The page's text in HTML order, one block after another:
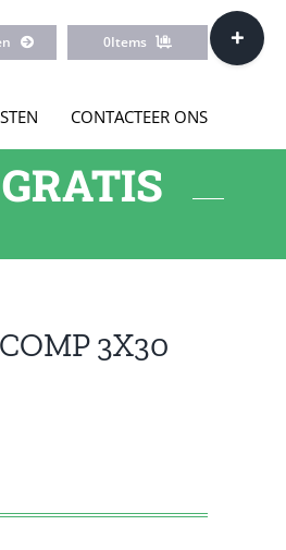
0Items
CONTACTEER ONS
3X30
Toggle
Sliding